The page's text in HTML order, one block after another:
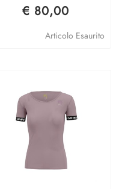
€ 80,00
Articolo Esaurito